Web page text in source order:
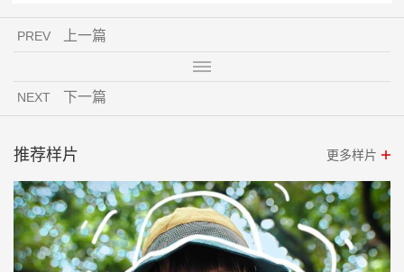
PREV 上一篇
NEXT 下一篇
推荐样片 更多样片